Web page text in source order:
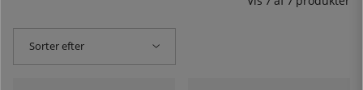
Sorter efter